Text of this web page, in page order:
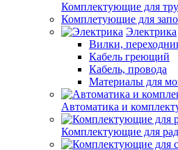
Комплектующие для
Комплетующие для
Электрика
Вилки,
Кабель греющий
Кабель, провода
Материалы для
Автоматика и
Комплектующие для